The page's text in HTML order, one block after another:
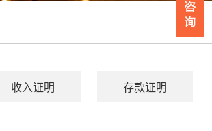
收入证明 存款证明